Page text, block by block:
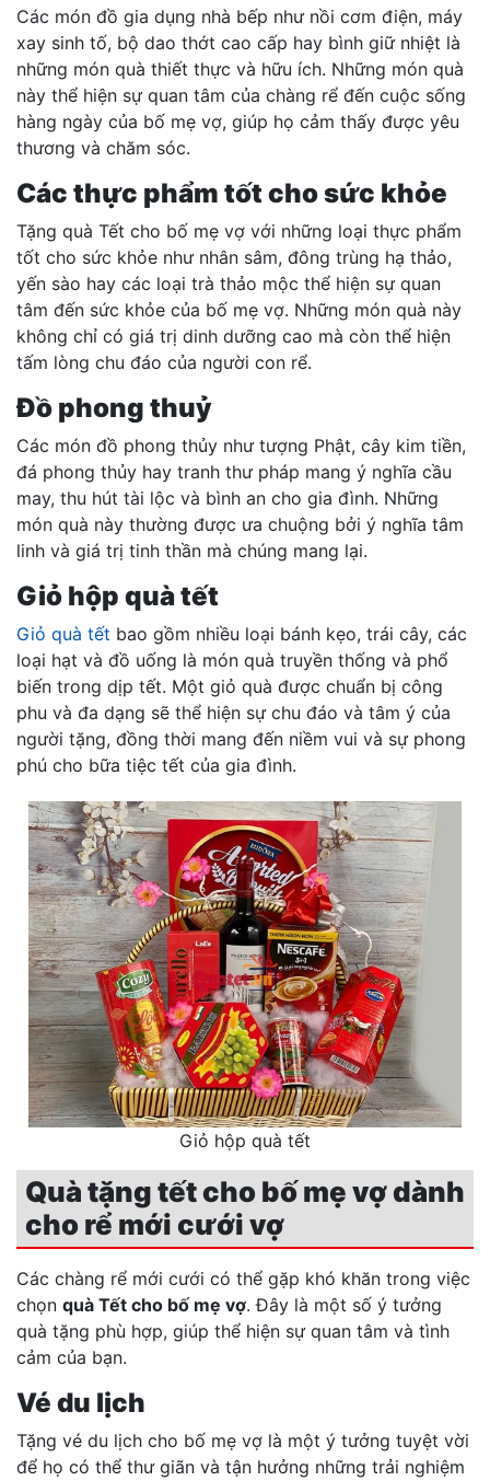
Các món đồ gia dụng nhà bếp như nồi cơm điện, máy
xay sinh tố, bộ dao thớt cao cấp hay bình giữ nhiệt là
những món quà thiết thực và hữu ích. Những món quà
này thể hiện sự quan tâm của chàng rể đến cuộc sống
hàng ngày của bố mẹ vợ, giúp họ cảm thấy được yêu
thương và chăm sóc.
Các thực phẩm tốt cho sức khỏe
Tặng quà Tết cho bố mẹ vợ với những loại thực phẩm
tốt cho sức khỏe như nhân sâm, đông trùng hạ thảo,
yến sào hay các loại trà thảo mộc thể hiện sự quan
tâm đến sức khỏe của bố mẹ vợ. Những món quà này
không chỉ có giá trị dinh dưỡng cao mà còn thể hiện
tấm lòng chu đáo của người con rể.
Đồ phong thuỷ
Các món đồ phong thủy như tượng Phật, cây kim tiền,
đá phong thủy hay tranh thư pháp mang ý nghĩa cầu
may, thu hút tài lộc và bình an cho gia đình. Những
món quà này thường được ưa chuộng bởi ý nghĩa tâm
linh và giá trị tinh thần mà chúng mang lại.
Giỏ hộp quà tết
Giỏ quà tết bao gồm nhiều loại bánh kẹo, trái cây, các
loại hạt và đồ uống là món quà truyền thống và phổ
biến trong dịp tết. Một giỏ quà được chuẩn bị công
phu và đa dạng sẽ thể hiện sự chu đáo và tâm ý của
người tặng, đồng thời mang đến niềm vui và sự phong
phú cho bữa tiệc tết của gia đình.
Giỏ hộp quà tết
Quà tặng tết cho bố mẹ vợ dành
cho rể mới cưới vợ
Các chàng rể mới cưới có thể gặp khó khăn trong việc
chọn quà Tết cho bố mẹ vợ. Đây là một số ý tưởng
quà tặng phù hợp, giúp thể hiện sự quan tâm và tình
cảm của bạn.
Vé du lịch
Tặng vé du lịch cho bố mẹ vợ là một ý tưởng tuyệt vời
để họ có thể thư giãn và tận hưởng những trải nghiệm